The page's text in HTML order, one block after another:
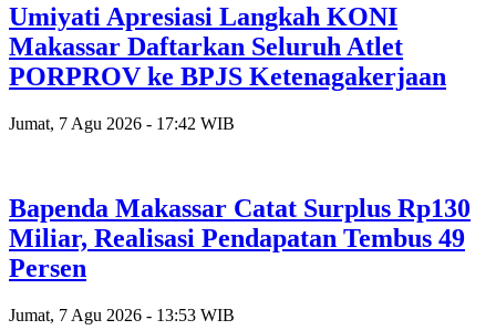
Umiyati Apresiasi Langkah KONI
Makassar Daftarkan Seluruh Atlet
PORPROV ke BPJS Ketenagakerjaan
Jumat, 7 Agu 2026 - 17:42 WIB
Bapenda Makassar Catat Surplus Rp130
Miliar, Realisasi Pendapatan Tembus 49
Persen
Jumat, 7 Agu 2026 - 13:53 WIB